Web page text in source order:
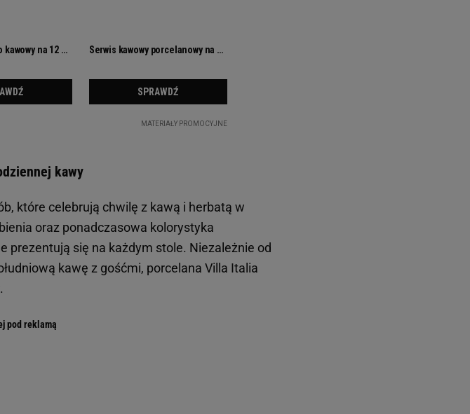
kawy
które celebrują chwilę z kawą i herbatą w
oraz ponadczasowa kolorystyka
prezentują się na każdym stole. Niezależnie od
kawę z gośćmi, porcelana Villa Italia